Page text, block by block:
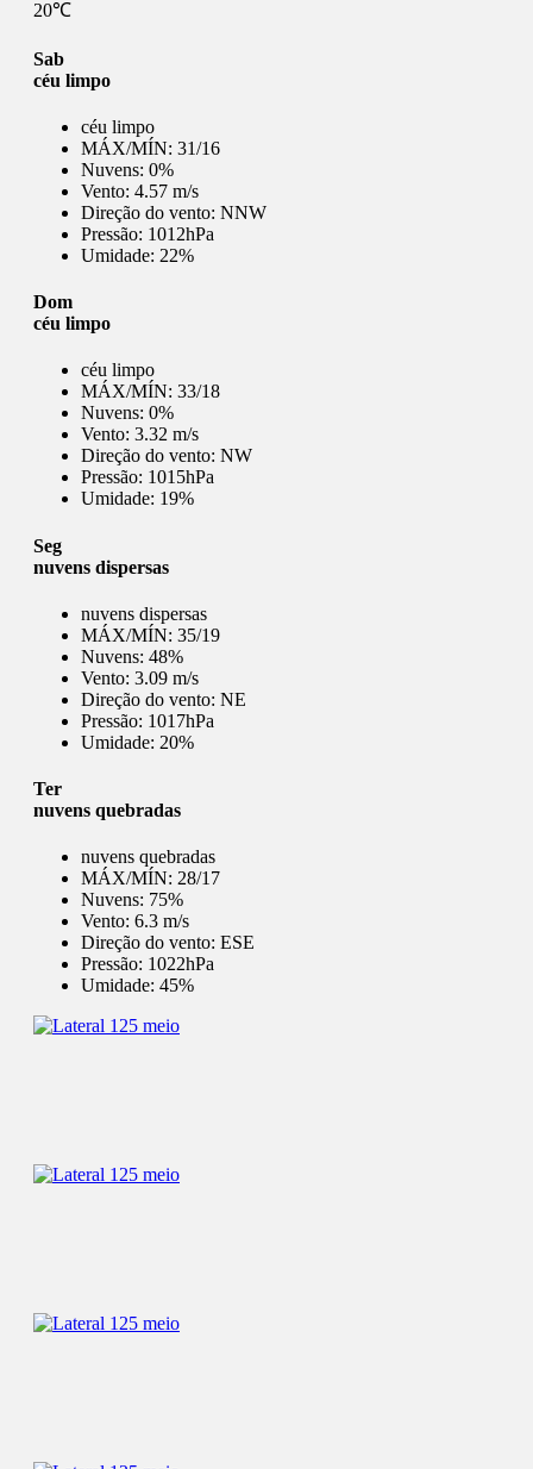
20℃
Sab
céu limpo
céu limpo
MÁX/MÍN: 31/16
Nuvens: 0%
Vento: 4.57 m/s
Direção do vento: NNW
Pressão: 1012hPa
Umidade: 22%
Dom
céu limpo
céu limpo
MÁX/MÍN: 33/18
Nuvens: 0%
Vento: 3.32 m/s
Direção do vento: NW
Pressão: 1015hPa
Umidade: 19%
Seg
nuvens dispersas
nuvens dispersas
MÁX/MÍN: 35/19
Nuvens: 48%
Vento: 3.09 m/s
Direção do vento: NE
Pressão: 1017hPa
Umidade: 20%
Ter
nuvens quebradas
nuvens quebradas
MÁX/MÍN: 28/17
Nuvens: 75%
Vento: 6.3 m/s
Direção do vento: ESE
Pressão: 1022hPa
Umidade: 45%